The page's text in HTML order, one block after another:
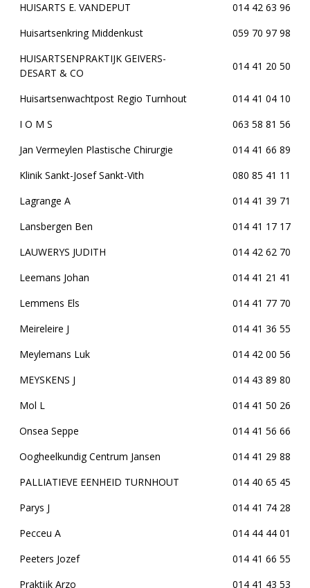
HUISARTS E. VANDEPUT
014 42 63 96
Huisartsenkring Middenkust
059 70 97 98
HUISARTSENPRAKTIJK GEIVERS-
DESART & CO
014 41 20 50
Huisartsenwachtpost Regio Turnhout
014 41 04 10
I O M S
063 58 81 56
Jan Vermeylen Plastische Chirurgie
014 41 66 89
Klinik Sankt-Josef Sankt-Vith
080 85 41 11
Lagrange A
014 41 39 71
Lansbergen Ben
014 41 17 17
LAUWERYS JUDITH
014 42 62 70
Leemans Johan
014 41 21 41
Lemmens Els
014 41 77 70
Meireleire J
014 41 36 55
Meylemans Luk
014 42 00 56
MEYSKENS J
014 43 89 80
Mol L
014 41 50 26
Onsea Seppe
014 41 56 66
Oogheelkundig Centrum Jansen
014 41 29 88
PALLIATIEVE EENHEID TURNHOUT
014 40 65 45
Parys J
014 41 74 28
Pecceu A
014 44 44 01
Peeters Jozef
014 41 66 55
Praktijk Arzo
014 41 43 53